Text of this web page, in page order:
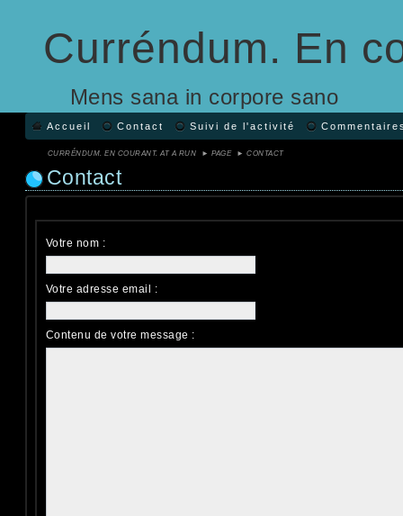
Curréndum. En
Mens sana in corpore sano
Accueil Contact Suivi de l'activité
CURRÉNDUM. EN COURANT. AT A RUN ► PAGE ► CONTACT
Contact
Votre nom :
Votre adresse email :
Contenu de votre message :